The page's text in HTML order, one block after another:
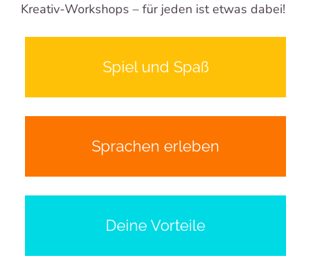
Kreativ-Workshops – für jeden ist etwas dabei!
Spiel und Spaß
Spiele | Lieder | Geschichten
Basteln | Backen | Werken
Freunde finden und treffen
Sprachen erleben
Abwechslungsreich und kreativ
Spannende Themen
Neue Wörter und Sätze
Deine Vorteile